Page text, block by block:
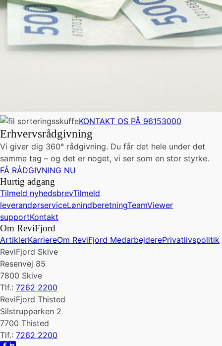
KONTAKT OS PÅ 96153000
Erhvervsrådgivning
Vi giver dig 360° rådgivning. Du får det hele under det
samme tag – og det er noget, vi ser som en stor styrke.
FÅ RÅDGIVNING NU
Hurtig adgang
Tilmeld nyhedsbrevTilmeld
leverandørserviceLønindberetningTeamViewer
supportKontakt
Om ReviFjord
ArtiklerKarriereOm ReviFjord MedarbejderePrivatlivspolitik
ReviFjord Skive
Resenvej 85
7800 Skive
Tlf.: 7262 2200
ReviFjord Thisted
Silstrupparken 2
7700 Thisted
Tlf.: 7262 2200